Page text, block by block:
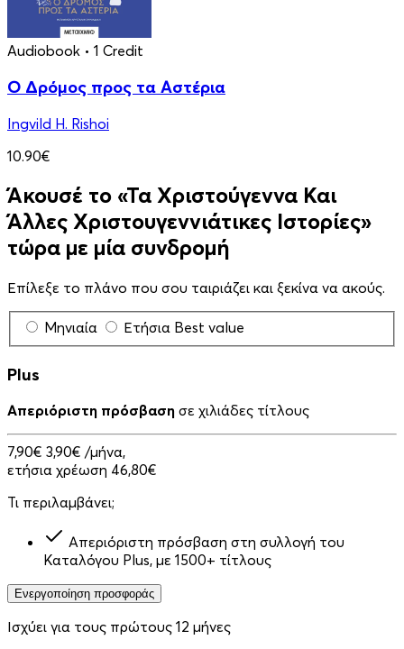
Audiobook • 1 Credit
Ο Δρόμος προς τα Αστέρια
Ingvild H. Rishoi
10.90€
Άκουσέ το «Τα Χριστούγεννα Και
Άλλες Χριστουγεννιάτικες Ιστορίες»
τώρα με μία συνδρομή
Επίλεξε το πλάνο που σου ταιριάζει και ξεκίνα να ακούς.
Μηνιαία Ετήσια Best value
Plus
Απεριόριστη πρόσβαση σε χιλιάδες τίτλους
7,90€ 3,90€ /μήνα,
ετήσια χρέωση 46,80€
Τι περιλαμβάνει;
Απεριόριστη πρόσβαση στη συλλογή του
Καταλόγου Plus, με 1500+ τίτλους
Ενεργοποίηση προσφοράς
Ισχύει για τους πρώτους 12 μήνες